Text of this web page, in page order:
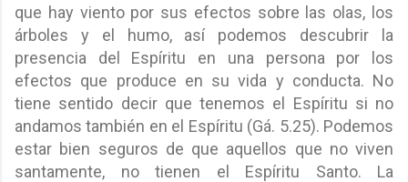
que hay viento por sus efectos sobre las olas, los
árboles y el humo, así podemos descubrir la
presencia del Espíritu en una persona por los
efectos que produce en su vida y conducta. No
tiene sentido decir que tenemos el Espíritu si no
andamos también en el Espíritu (Gá. 5.25). Podemos
estar bien seguros de que aquellos que no viven
santamente, no tienen el Espíritu Santo. La